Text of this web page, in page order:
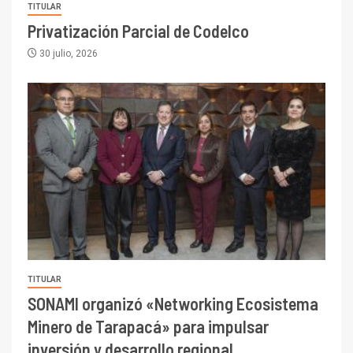
TITULAR
Privatización Parcial de Codelco
30 julio, 2026
TITULAR
SONAMI organizó «Networking Ecosistema
Minero de Tarapacá» para impulsar
inversión y desarrollo regional